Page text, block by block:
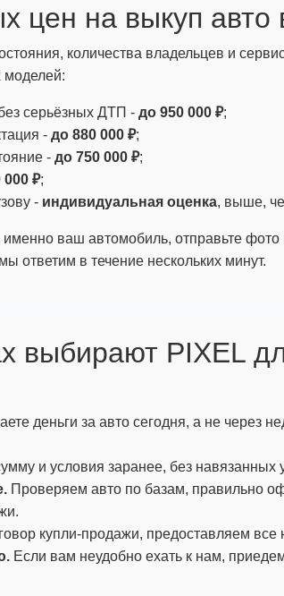
цен на выкуп авто
количества владельцев и
серьёзных ДТП - до 950 000 ₽;
- до 880 000 ₽;
- до 750 000 ₽;
000 ₽;
- индивидуальная оценка, выше,
ваш автомобиль, отправьте фото
ответим в течение нескольких минут.
выбирают PIXEL
деньги за авто сегодня, а не через
и условия заранее, без навязанных
Проверяем авто по базам, правильно
купли-продажи, предоставляем
Если вам неудобно ехать к нам,